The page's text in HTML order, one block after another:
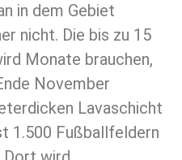
in dem Gebiet
nicht. Die bis zu 15
Monate brauchen,
November
Lavaschicht
1.500 Fußballfeldern